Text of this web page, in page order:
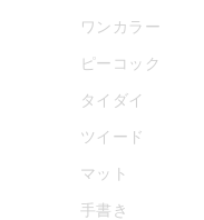
ワンカラー
ピーコック
タイダイ
ツイード
マット
手書き